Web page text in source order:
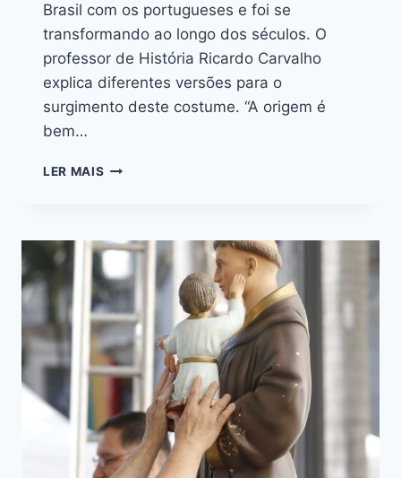
Brasil com os portugueses e foi se
transformando ao longo dos séculos. O
professor de História Ricardo Carvalho
explica diferentes versões para o
surgimento deste costume. “A origem é
bem…
LER MAIS